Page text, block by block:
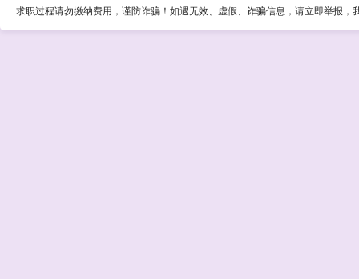
求职过程请勿缴纳费用，谨防诈骗！如遇无效、虚假、诈骗信息，请立即举报，